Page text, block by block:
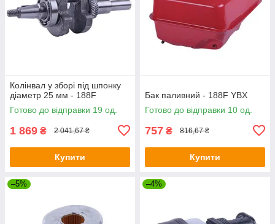
Колінвал у зборі під шпонку
діаметр 25 мм - 188F
Готово до відправки 19 од.
1 869 ₴ 2 041,67 ₴
Купити
Бак паливний - 188F YBX
Готово до відправки 10 од.
757 ₴ 816,67 ₴
Купити
–5% –4%